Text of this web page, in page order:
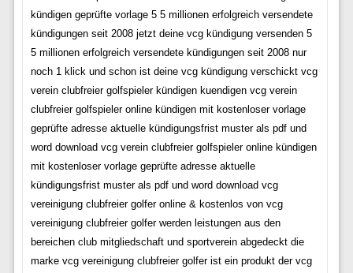
kündigen geprüfte vorlage 5 5 millionen erfolgreich versendete
kündigungen seit 2008 jetzt deine vcg kündigung versenden 5
5 millionen erfolgreich versendete kündigungen seit 2008 nur
noch 1 klick und schon ist deine vcg kündigung verschickt vcg
verein clubfreier golfspieler kündigen kuendigen vcg verein
clubfreier golfspieler online kündigen mit kostenloser vorlage
geprüfte adresse aktuelle kündigungsfrist muster als pdf und
word download vcg verein clubfreier golfspieler online kündigen
mit kostenloser vorlage geprüfte adresse aktuelle
kündigungsfrist muster als pdf und word download vcg
vereinigung clubfreier golfer online & kostenlos von vcg
vereinigung clubfreier golfer werden leistungen aus den
bereichen club mitgliedschaft und sportverein abgedeckt die
marke vcg vereinigung clubfreier golfer ist ein produkt der vcg